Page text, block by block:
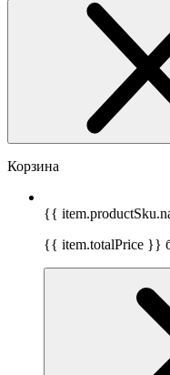
Корзина
{{
{{ item.totalPrice }}